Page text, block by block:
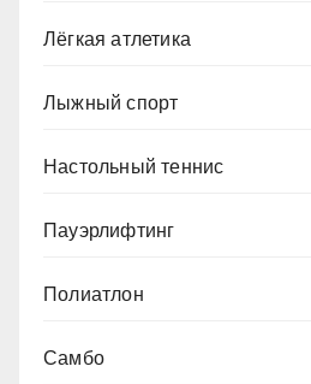
Лёгкая атлетика
Лыжный спорт
Настольный теннис
Пауэрлифтинг
Полиатлон
Самбо